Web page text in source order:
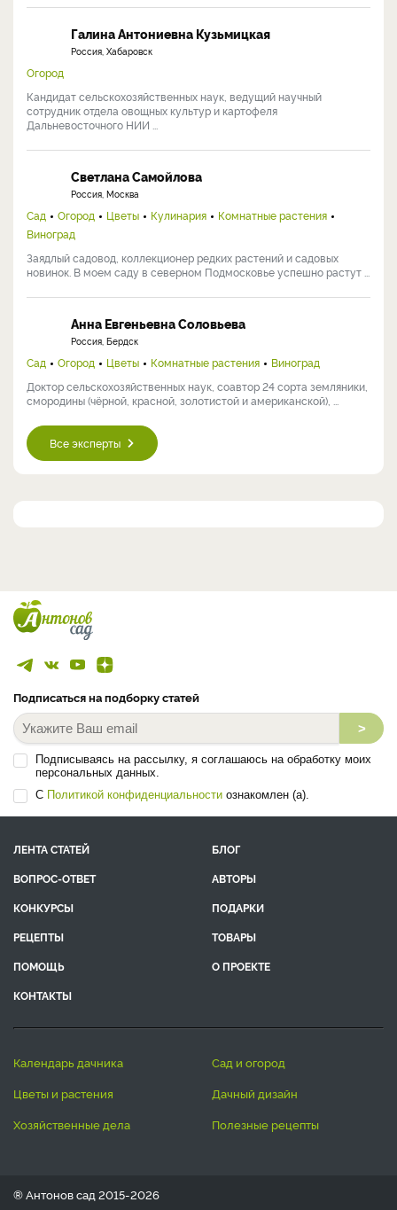
Галина Антониевна Кузьмицкая
Россия, Хабаровск
Огород
Кандидат сельскохозяйственных наук, ведущий научный
сотрудник отдела овощных культур и картофеля
Дальневосточного НИИ ...
Светлана Самойлова
Россия, Москва
Сад Огород Цветы Кулинария
Комнатные растения
Виноград
Заядлый садовод, коллекционер редких растений и садовых
новинок. В моем саду в северном Подмосковье успешно растут ...
Анна Евгеньевна Соловьева
Россия, Бердск
Сад Огород Цветы Комнатные растения
Виноград
Доктор сельскохозяйственных наук, соавтор 24 сорта земляники,
смородины (чёрной, красной, золотистой и американской), ...
Все эксперты
Подписаться на подборку статей
>
Подписываясь на рассылку, я соглашаюсь на обработку моих
персональных данных.
С Политикой конфиденциальности ознакомлен (а).
ЛЕНТА СТАТЕЙ
БЛОГ
ВОПРОС-ОТВЕТ
АВТОРЫ
КОНКУРСЫ
ПОДАРКИ
РЕЦЕПТЫ
ТОВАРЫ
ПОМОЩЬ
О ПРОЕКТЕ
КОНТАКТЫ
календарь дачника
сад и огород
цветы и растения
дачный дизайн
хозяйственные дела
полезные рецепты
® Антонов сад 2015-2026